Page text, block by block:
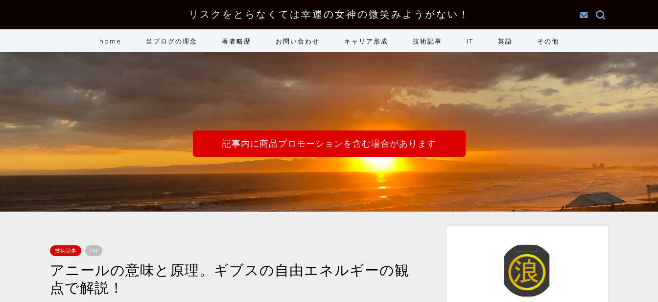
リスクをとらなくては幸運の女神の微笑みようがない！
home 当ブログの理念 著者略歴 お問い合わせ キャリア形成 技術記事 IT 英語 その他
記事内に商品プロモーションを含む場合があります
技術記事 PR
アニールの意味と原理。ギブスの自由エネルギーの観
点で解説！